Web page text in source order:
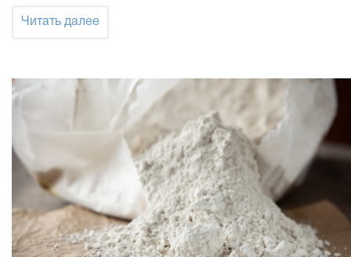
Читать далее